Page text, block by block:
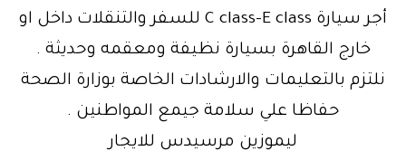
أجر سيارة C class-E class للسفر والتنقلات داخل او
خارج القاهرة بسيارة نظيفة ومعقمه وحديثة .
نلتزم بالتعليمات والارشادات الخاصة بوزارة الصحة
حفاظا علي سلامة جيمع المواطنين .
ليموزين مرسيدس للايجار